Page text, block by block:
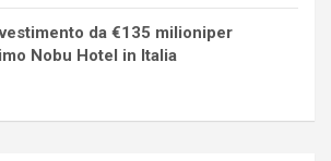
da €135 milioniper
Nobu Hotel in Italia